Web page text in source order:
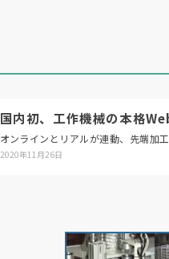
国内初、工作機械の本格
オンラインとリアルが連動、先端加
2020年11月26日